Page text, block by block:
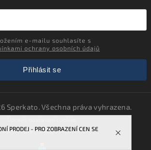
PRODEJ - PRO ZOBRAZENÍ CEN SE
ochrany osobních údajů
Přihlásit se
Sperkato. Všechna práva vyhrazena.
Shoptet| DesignShoptak.cz.